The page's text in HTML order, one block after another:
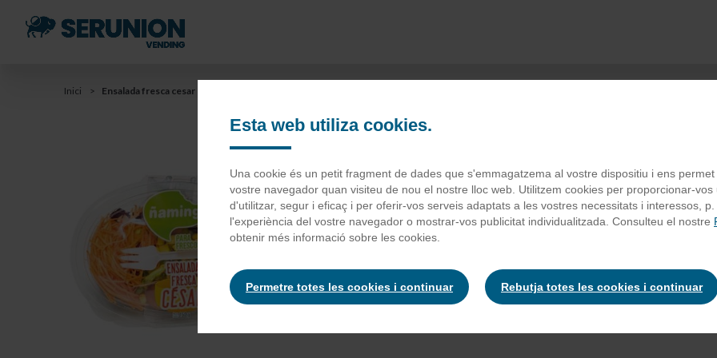
You
Inici Ensalada fresca cesar pollo
Ensalada fresca
Maíz 54,5%, chocolate negro sense sucres 45% (pasta de cacao,
emulgente (lecitina de soja), aromes), sal, emulgente (lecitina de soja). Pot
Esta web utiliza cookies.
Una cookie és un petit fragment de dades que s'emmagatzema al vostre dispositiu i ens
vostre navegador quan visiteu de nou el nostre lloc web. Utilitzem cookies per proporcionar-vos
d'utilitzar, segur i eficaç i per oferir-vos serveis adaptats a les vostres necessitats i interessos,
l'experiència del vostre navegador o mostrar-vos publicitat individualitzada. Consulteu el nostre
obtenir més informació sobre les cookies.
Permetre totes les cookies i continuar Rebutja totes les cookies i continuar